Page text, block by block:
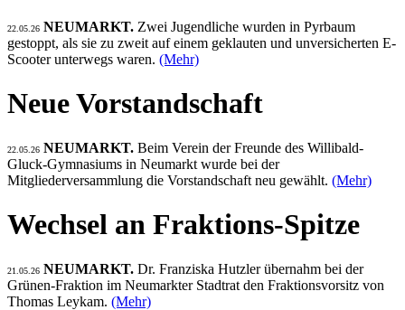
22.05.26 NEUMARKT. Zwei Jugendliche wurden in Pyrbaum
gestoppt, als sie zu zweit auf einem geklauten und unversicherten E-
Scooter unterwegs waren. (Mehr)
Neue Vorstandschaft
22.05.26 NEUMARKT. Beim Verein der Freunde des Willibald-
Gluck-Gymnasiums in Neumarkt wurde bei der
Mitgliederversammlung die Vorstandschaft neu gewählt. (Mehr)
Wechsel an Fraktions-Spitze
21.05.26 NEUMARKT. Dr. Franziska Hutzler übernahm bei der
Grünen-Fraktion im Neumarkter Stadtrat den Fraktionsvorsitz von
Thomas Leykam. (Mehr)